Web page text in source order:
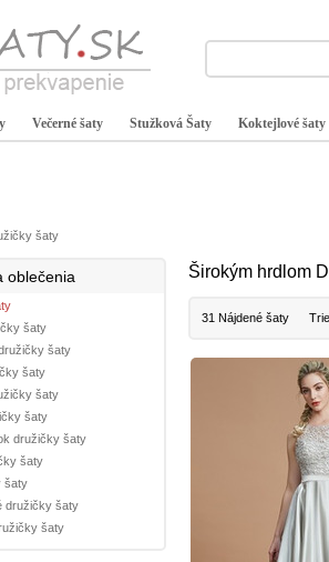
Večerné šaty Stužková Šaty Koktejlové šaty
šaty
oblečenia
šaty
šaty
šaty
šaty
šaty
družičky šaty
šaty
šaty
družičky šaty
šaty
Širokým hrdlom
31 Nájdené šaty